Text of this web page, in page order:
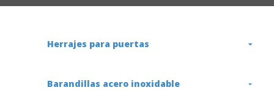
Herrajes para puertas
Barandillas acero inoxidable